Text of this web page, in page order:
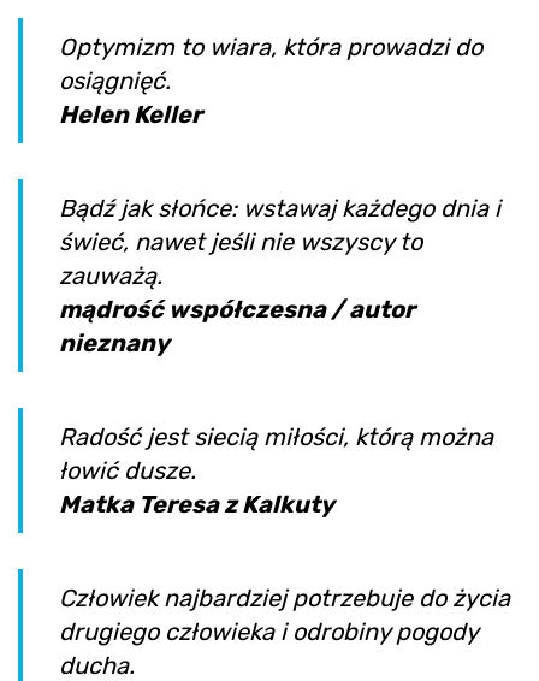
Optymizm to wiara, która prowadzi do
osiągnięć.
Helen Keller
Bądź jak słońce: wstawaj każdego dnia i
świeć, nawet jeśli nie wszyscy to
zauważą.
mądrość współczesna / autor
nieznany
Radość jest siecią miłości, którą można
łowić dusze.
Matka Teresa z Kalkuty
Człowiek najbardziej potrzebuje do życia
drugiego człowieka i odrobiny pogody
ducha.